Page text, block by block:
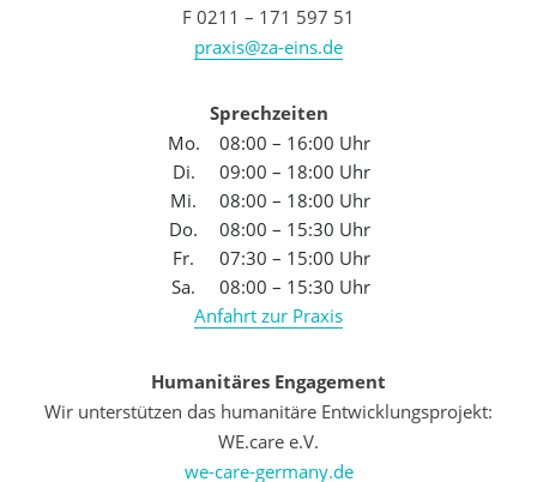
F 0211 – 171 597 51
praxis@za-eins.de
Sprechzeiten
Mo.
08:00 – 16:00 Uhr
Di.
09:00 – 18:00 Uhr
Mi.
08:00 – 18:00 Uhr
Do.
08:00 – 15:30 Uhr
Fr.
07:30 – 15:00 Uhr
Sa.
08:00 – 15:30 Uhr
Anfahrt zur Praxis
Humanitäres Engagement
Wir unterstützen das humanitäre Entwicklungsprojekt:
WE.care e.V.
we-care-germany.de